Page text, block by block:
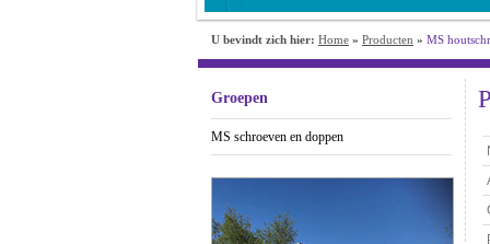
U bevindt zich hier: Home » Producten » MS
Groepen
MS schroeven en doppen